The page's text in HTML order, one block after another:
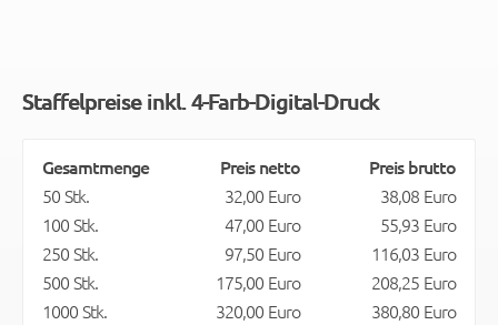
Staffelpreise inkl. 4-Farb-Digital-Druck
Gesamtmenge Preis netto
Preis brutto
50 Stk.
32,00 Euro
38,08 Euro
100 Stk.
47,00 Euro
55,93 Euro
250 Stk.
97,50 Euro
116,03 Euro
500 Stk.
175,00 Euro
208,25 Euro
1000 Stk.
320,00 Euro
380,80 Euro